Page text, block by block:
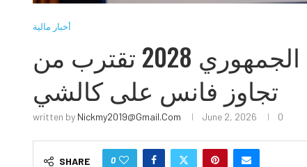
أخبار مالية
احتمالات روبيو لمرشح الحزب الجمهوري 2028 تقترب من
تجاوز فانس على كالشي
written by Nickmy2019@gmail.com June 2, 2026 0
SHARE 0